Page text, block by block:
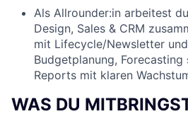
Als Allrounder:in arbeitest
Design, Sales & CRM
mit Lifecycle/Newsletter
Budgetplanung,
Reports mit klaren
WAS DU